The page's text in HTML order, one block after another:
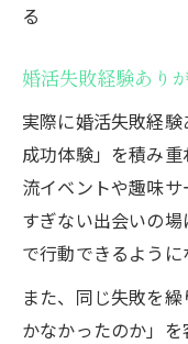
る
婚活失敗経験あり
実際に婚活失敗経
成功体験」を積み
流イベントや趣味
すぎない出会いの
で行動できるように
また、同じ失敗を
かなかったのか」